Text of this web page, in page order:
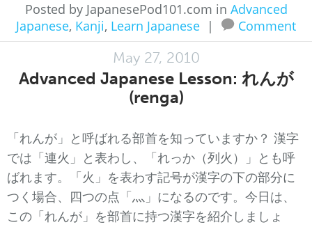
Posted by JapanesePod101.com in Advanced
Japanese, Kanji, Learn Japanese | Comment
May 27, 2010
Advanced Japanese Lesson: れんが
(renga)
「れんが」と呼ばれる部首を知っていますか？ 漢字
では「連火」と表わし、「れっか（列火）」とも呼
ばれます。「火」を表わす記号が漢字の下の部分に
つく場合、四つの点「灬」になるのです。今日は、
この「れんが」を部首に持つ漢字を紹介しましょ